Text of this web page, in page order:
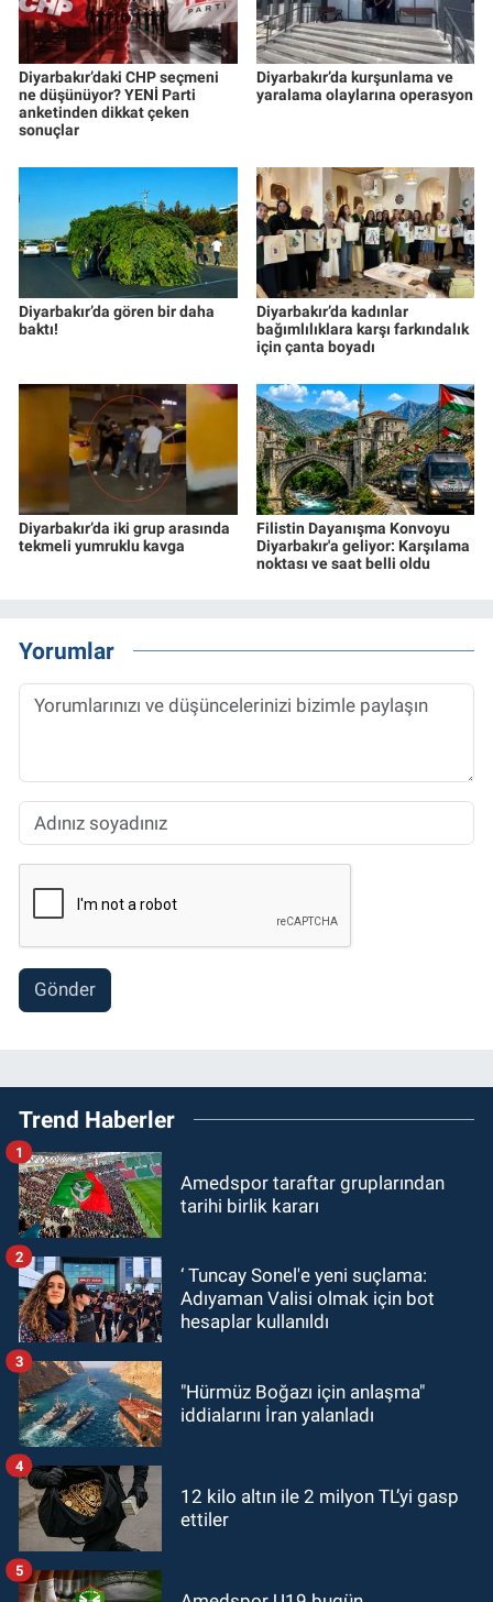
Diyarbakır’daki CHP seçmeni
ne düşünüyor? YENİ Parti
anketinden dikkat çeken
sonuçlar
Diyarbakır’da kurşunlama ve
yaralama olaylarına operasyon
Diyarbakır’da gören bir daha
baktı!
Diyarbakır’da kadınlar
bağımlılıklara karşı farkındalık
için çanta boyadı
Diyarbakır’da iki grup arasında
tekmeli yumruklu kavga
Filistin Dayanışma Konvoyu
Diyarbakır'a geliyor: Karşılama
noktası ve saat belli oldu
Yorumlar
Gönder
Trend Haberler
Amedspor taraftar gruplarından
tarihi birlik kararı
1
‘ Tuncay Sonel'e yeni suçlama:
Adıyaman Valisi olmak için bot
hesaplar kullanıldı
2
"Hürmüz Boğazı için anlaşma"
iddialarını İran yalanladı
3
12 kilo altın ile 2 milyon TL’yi gasp
ettiler
4
5